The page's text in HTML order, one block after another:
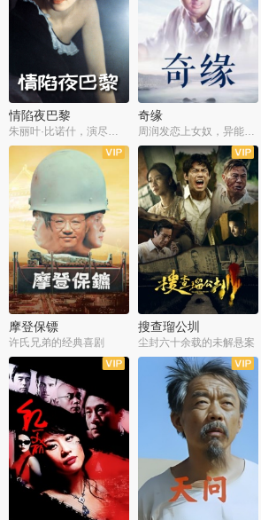
情陷夜巴黎
朱丽叶·比诺什，演尽失爱之痛
奇缘
周润发恋上女奴，异能护体战邪派
摩登保镖
许氏兄弟的经典喜剧
搜查瑠公圳
尘封六十余载的未解悬案